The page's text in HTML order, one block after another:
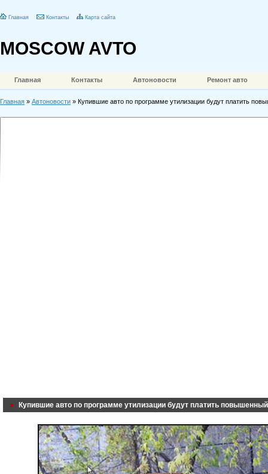
Главная Контакты Карта сайта
MOSCOW AVTO
Главная Контакты Автоновости Ремонт авто
Главная » Автоновости » Купившие авто по программе утилизации будут платить
Купившие авто по программе утилизации будут платить